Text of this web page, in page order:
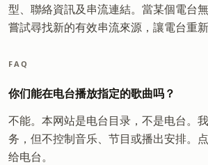
型、聯絡資訊及串流連結。當某個電台
嘗試尋找新的有效串流來源，讓電台重新
FAQ
你们能在电台播放指定的歌曲吗？
不能。本网站是电台目录，不是电台。
务，但不控制音乐、节目或播出安排。
给电台。